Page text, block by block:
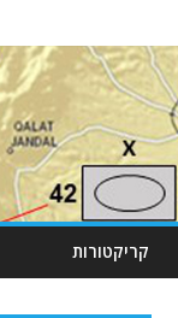
קריקטורות